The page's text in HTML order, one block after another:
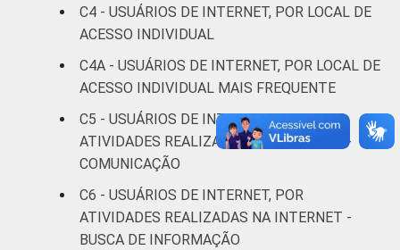
Superior 90
ETÁRIA
De 16 a 24 anos
De 25 a 34 anos 74
De 35 a 44 anos
De 45 a 59 anos
C4 - USUÁRIOS DE INTERNET, POR LOCAL DE
ACESSO INDIVIDUAL
C4A - USUÁRIOS DE INTERNET, POR LOCAL DE
ACESSO INDIVIDUAL MAIS FREQUENTE
C5 - USUÁRIOS DE INTERNET, POR
ATIVIDADES REALIZADAS NA INTERNET -
COMUNICAÇÃO
C6 - USUÁRIOS DE INTERNET, POR
ATIVIDADES REALIZADAS NA INTERNET -
BUSCA DE INFORMAÇÃO